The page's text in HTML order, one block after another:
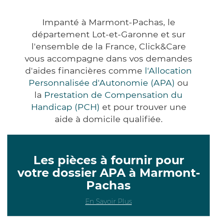
Impanté à Marmont-Pachas, le
département Lot-et-Garonne et sur
l'ensemble de la France, Click&Care
vous accompagne dans vos demandes
d'aides financières comme l'Allocation
Personnalisée d'Autonomie (APA) ou
la Prestation de Compensation du
Handicap (PCH) et pour trouver une
aide à domicile qualifiée.
Les pièces à fournir pour
votre dossier APA à Marmont-
Pachas
En Savoir Plus